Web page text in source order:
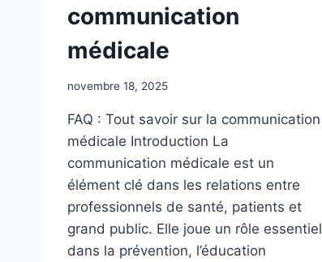
PROXIMITÉ
communication
médicale
novembre 18, 2025
FAQ : Tout savoir sur la communication
médicale Introduction La
communication médicale est un
élément clé dans les relations entre
professionnels de santé, patients et
grand public. Elle joue un rôle essentiel
dans la prévention, l’éducation